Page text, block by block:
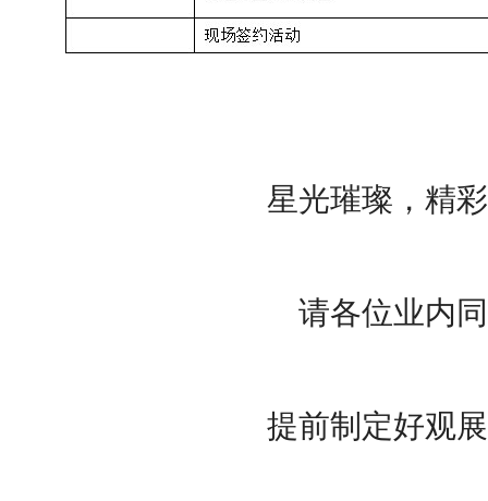
星光璀璨，精
请各位业内
提前制定好观